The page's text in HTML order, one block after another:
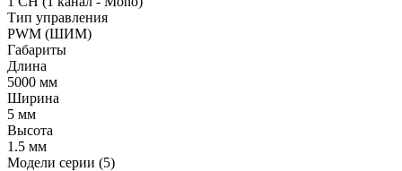
Тип управления
PWM (ШИМ)
Габариты
Длина
5000 мм
Ширина
5 мм
Высота
1.5 мм
Модели серии (5)